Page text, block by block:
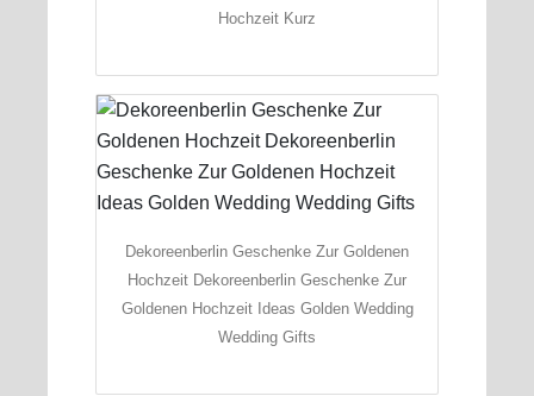
Hochzeit Kurz
Dekoreenberlin Geschenke Zur Goldenen
Hochzeit Dekoreenberlin Geschenke Zur
Goldenen Hochzeit Ideas Golden Wedding
Wedding Gifts